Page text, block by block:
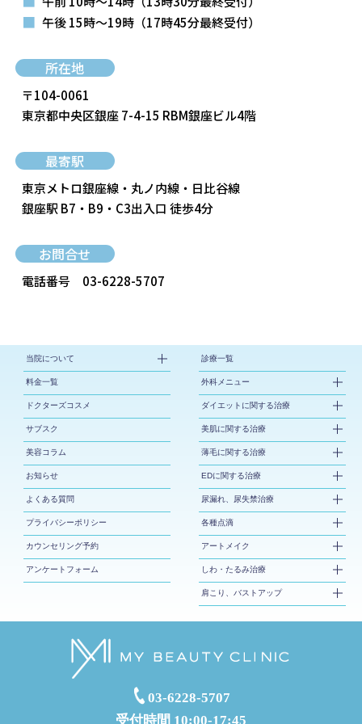
■ 午後 15時～19時 （17時45分最終受付）
所在地
〒104-0061
東京都中央区銀座 7-4-15 RBM銀座ビル4階
最寄駅
東京メトロ銀座線・丸ノ内線・日比谷線
銀座駅 B7・B9・C3出入口 徒歩4分
お問合せ
電話番号 03-6228-5707
当院について
料金一覧
ドクターズコスメ
サブスク
美容コラム
お知らせ
よくある質問
プライバシーポリシー
カウンセリング予約
アンケートフォーム
診療一覧
外科メニュー
ダイエットに関する治療
美肌に関する治療
薄毛に関する治療
EDに関する治療
尿漏れ、尿失禁治療
各種点滴
アートメイク
しわ・たるみ治療
肩こり、バストアップ
03-6228-5707
受付時間 10:00-17:45